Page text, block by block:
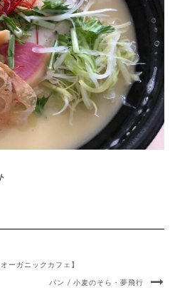
ーガニックカフェ】
パン / 小麦のそら・夢飛行